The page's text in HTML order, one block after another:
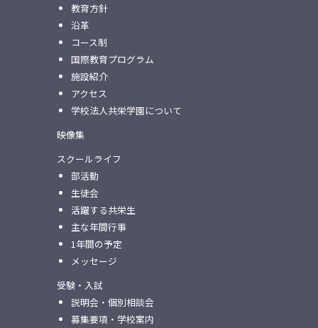
教育方針
沿革
コース制
国際教育プログラム
施設紹介
アクセス
学校法人共栄学園について
映像集
スクールライフ
部活動
生徒会
活躍する共栄生
主な年間行事
1年間の予定
メッセージ
受験・入試
説明会・個別相談会
募集要項・学校案内